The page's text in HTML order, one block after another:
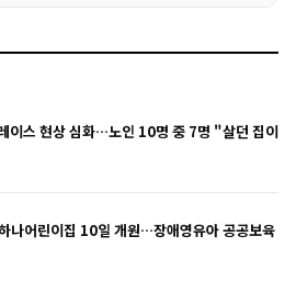
이스 현상 심화…노인 10명 중 7명 "살던 집이
나어린이집 10일 개원…장애영유아 공공보육